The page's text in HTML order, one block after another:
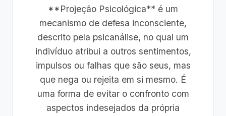
**Projeção Psicológica** é um
mecanismo de defesa inconsciente,
descrito pela psicanálise, no qual um
indivíduo atribui a outros sentimentos,
impulsos ou falhas que são seus, mas
que nega ou rejeita em si mesmo. É
uma forma de evitar o confronto com
aspectos indesejados da própria